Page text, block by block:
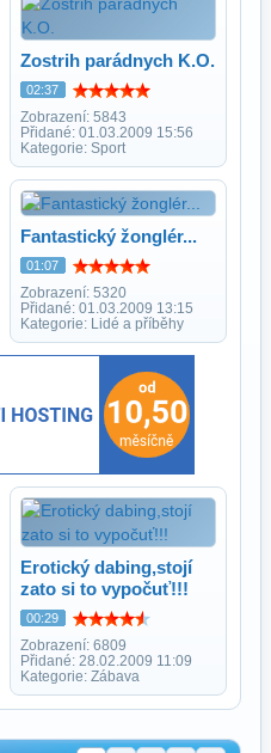
Zostrih parádnych K.O.
02:37
Zobrazení: 5843
Přidané: 01.03.2009 15:56
Kategorie: Sport
Fantastický žonglér...
01:07
Zobrazení: 5320
Přidané: 01.03.2009 13:15
Kategorie: Lidé a příběhy
Erotický dabing,stojí
zato si to vypočuť!!!
00:29
Zobrazení: 6809
Přidané: 28.02.2009 11:09
Kategorie: Zábava